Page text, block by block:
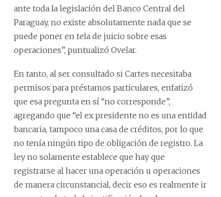
ante toda la legislación del Banco Central del
Paraguay, no existe absolutamente nada que se
puede poner en tela de juicio sobre esas
operaciones”, puntualizó Ovelar.
En tanto, al ser consultado si Cartes necesitaba
permisos para préstamos particulares, enfatizó
que esa pregunta en sí “no corresponde”,
agregando que “el ex presidente no es una entidad
bancaria, tampoco una casa de créditos, por lo que
no tenía ningún tipo de obligación de registro. La
ley no solamente establece que hay que
registrarse al hacer una operación u operaciones
de manera circunstancial, decir eso es realmente ir